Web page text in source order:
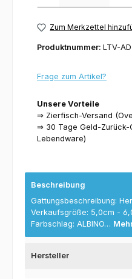
Zum Merkzettel
Produktnummer: LTV-
Frage zum Artikel?
Unsere Vorteile
⇒ Zierfisch-Versand
⇒ 30 Tage Geld-Zurück-
Lebendware)
Beschreibung
Gattungsbeschreibung:
Verkaufsgröße: 5,0cm -
Farbschlag: ALBINO…
Hersteller